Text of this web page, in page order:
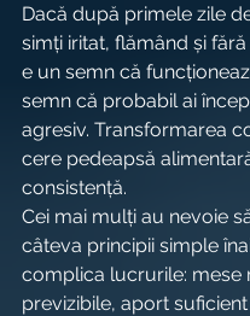
Dacă după primele zile
simți iritat, flămând și
e un semn că
semn că probabil ai
agresiv. Transformarea
cere pedeapsă
consistență.
Cei mai mulți au nevoie
câteva principii simple
complica lucrurile: mese
previzibile, aport